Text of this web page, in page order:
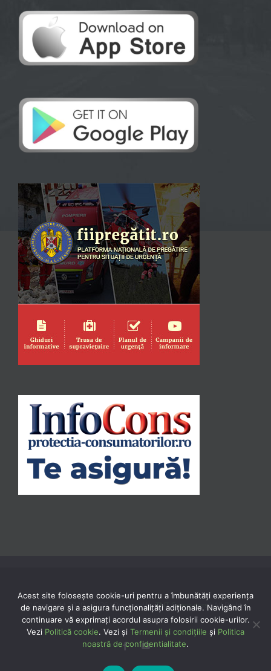
© Copyright 2020 -2026 | Powered byTNT Computers| All Rights
Reserved
FacebookYouTube
Acest site folosește cookie-uri pentru a îmbunătăți experiența
de navigare și a asigura funcționalițăți adiționale. Navigând în
continuare vă exprimaţi acordul asupra folosirii cookie-urilor.
Vezi Politică cookie. Vezi și Termenii și condițiile și Politica
noastră de confidentialitate.